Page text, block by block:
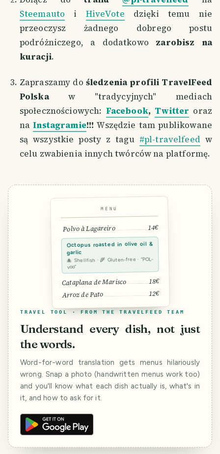
Steemauto i HiveVote dzięki temu nie
przeoczysz żadnego dobrego postu
podróżniczego, a dodatkowo zarobisz na
kuracji.
Zapraszamy do śledzenia profili TravelFeed
Polskaw "tradycyjnych" mediach
społecznościowych: Facebook, Twitter oraz
naInstagramie!!! Wszędzie tam publikowane
są wszystkie posty z tagu #pl-travelfeed w
celu zwabienia innych twórców na platformę.
MENU
Polvo à Lagareiro 14€
Octopus roasted in olive oil &
garlic
🐙 Shellfish · 🌾 Gluten-free · “POL-
voo”
Cataplana de Marisco 18€
Arroz de Pato 12€
TRAVEL TOOL · FROM THE TRAVELFEED TEAM
Understand every dish, not just
the words.
Word-for-word translation gets menus hilariously
wrong. Snap a photo (handwritten menus work too)
and you'll know what each dish actually is, what's in
it, and how to ask for it.